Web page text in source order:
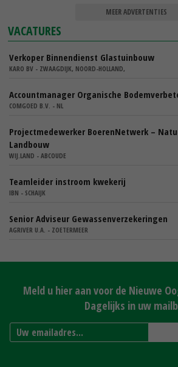
MEER ADVERTENTIES
VACATURES
Verkoper Binnendienst Glastuinbouw
KARO BV - ZWAAGDIJK, NOORD-HOLLAND,
Accountmanager Organische
COMGOED B.V. - NL
Projectmedewerker BoerenNetwerk –
Landbouw
WIJ.LAND - ABCOUDE
Teamleider instroom kwekerij
IBN - SCHAIJK
Senior Adviseur Gewassenverzekeringen
AGRIVER U.A. - ZOETERMEER
Meld u hier aan voor de Nieuwe
Dagelijks in uw